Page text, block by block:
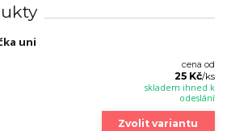
uni
cena od
25 Kč/ks
skladem ihned k
odeslání
Zvolit variantu